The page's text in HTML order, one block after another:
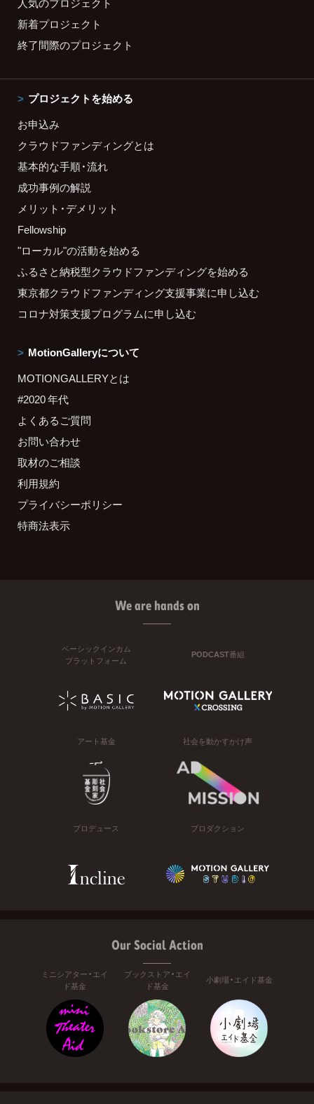
新着プロジェクト
終了間際のプロジェクト
プロジェクトを始める
お申込み
クラウドファンディングとは
基本的な手順・流れ
成功事例の解説
メリット・デメリット
Fellowship
"ローカル"の活動を始める
ふるさと納税型クラウドファンディングを始める
東京都クラウドファンディング支援事業に申し込む
コロナ対策支援プログラムに申し込む
MotionGalleryについて
MOTIONGALLERYとは
#2020 年代
よくあるご質問
お問い合わせ
取材のご相談
利用規約
プライバシーポリシー
特商法表示
We are hands on
ベーシックインカム
プラットフォーム
PODCAST番組
アート基金 社会を動かすかけ声
プロデュース プロダクション
Our Social Action
ミニシアター・エイ
ド基金
ブックストア・エイ
ド基金
小劇場・エイド基金